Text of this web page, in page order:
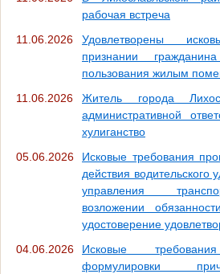
рабочая встреча
11.06.2026
Удовлетворены
признании
пользования жилым
11.06.2026
Житель города
административной
хулиганство
05.06.2026
Исковые требования
действия водительского
управления
возложении
удостоверение
04.06.2026
Исковые
формулировки